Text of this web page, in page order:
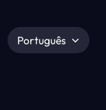
Português